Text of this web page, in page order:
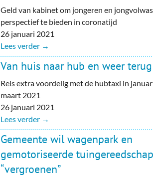
Geld van kabinet om jongeren en
perspectief te bieden in coronatijd
26 januari 2021
Lees verder →
Van huis naar hub en weer terug
Reis extra voordelig met de hubtaxi in
maart 2021
26 januari 2021
Lees verder →
Gemeente wil wagenpark en
gemotoriseerde tuingereedschap
“vergroenen”